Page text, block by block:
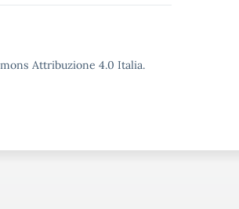
Attribuzione 4.0 Italia.